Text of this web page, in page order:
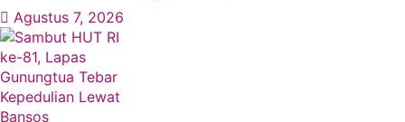
Agustus 7, 2026